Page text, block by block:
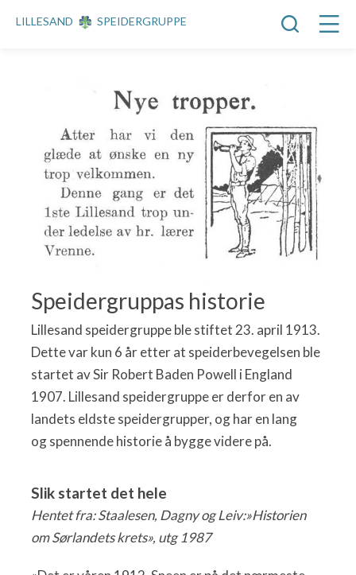
LILLESAND SPEIDERGRUPPE
Speidergruppas historie
Lillesand speidergruppe ble stiftet 23. april 1913.
Dette var kun 6 år etter at speiderbevegelsen ble
startet av Sir Robert Baden Powell i England
1907. Lillesand speidergruppe er derfor en av
landets eldste speidergrupper, og har en lang
og spennende historie å bygge videre på.
Slik startet det hele
Hentet fra: Staalesen, Dagny og Leiv:»Historien
om Sørlandets krets», utg 1987